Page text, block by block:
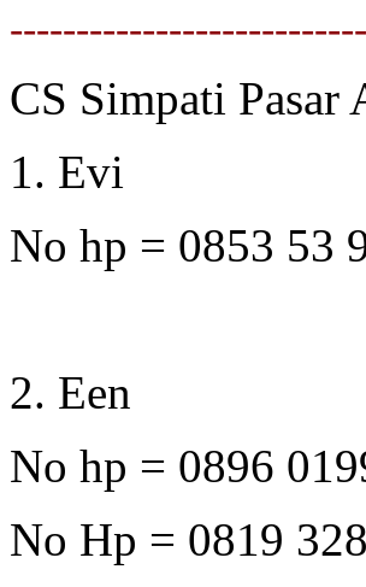
CS Simpati Pasar
1. Evi
No hp = 0853 53
2. Een
No hp = 0896
No Hp = 0819